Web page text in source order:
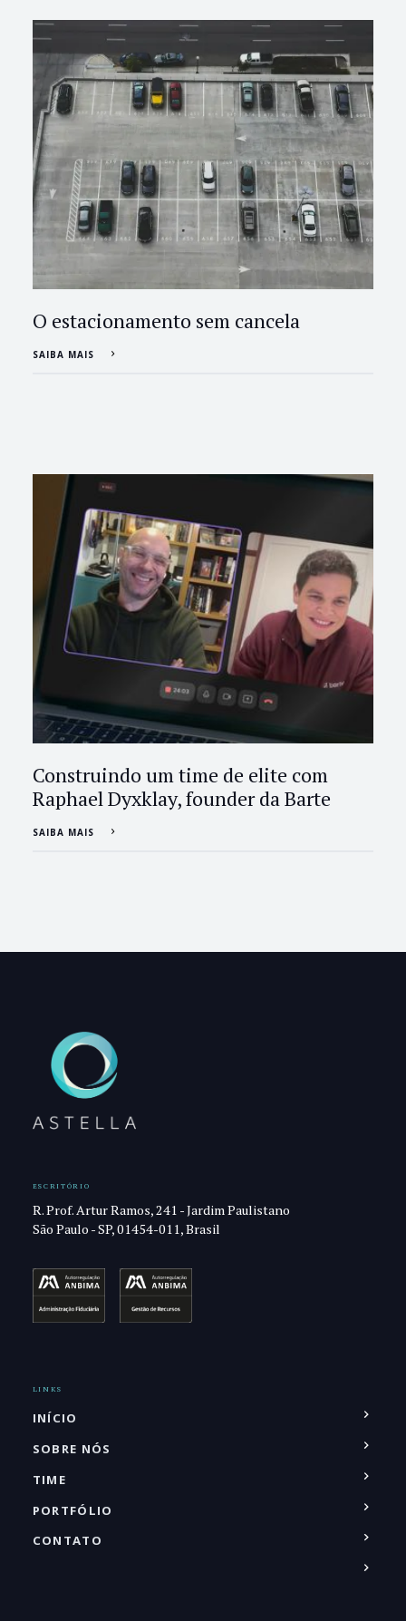
O estacionamento sem cancela
SAIBA MAIS
Construindo um time de elite com
Raphael Dyxklay, founder da Barte
SAIBA MAIS
ESCRITÓRIO
R. Prof. Artur Ramos, 241 - Jardim Paulistano
São Paulo - SP, 01454-011, Brasil
LINKS
INÍCIO
SOBRE NÓS
TIME
PORTFÓLIO
CONTATO